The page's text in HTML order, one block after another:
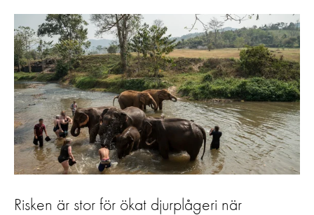
Risken är stor för ökat djurplågeri när